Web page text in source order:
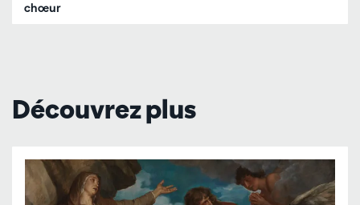
chœur
Découvrez plus